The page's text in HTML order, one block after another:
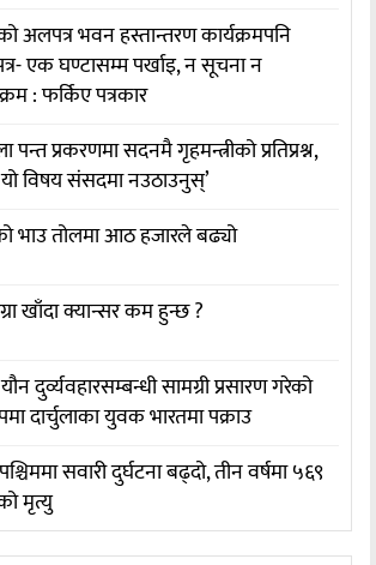
अलपत्र भवन हस्तान्तरण कार्यक्रमपनि
एक घण्टासम्म पर्खाइ, न सूचना न
: फर्किए पत्रकार
पन्त प्रकरणमा सदनमै गृहमन्त्रीको प्रतिप्रश्न,
विषय संसदमा नउठाउनुस्’
भाउ तोलमा आठ हजारले बढ्यो
खाँदा क्यान्सर कम हुन्छ ?
दुर्व्यवहारसम्बन्धी सामग्री प्रसारण गरेको
दार्चुलाका युवक भारतमा पक्राउ
सवारी दुर्घटना बढ्दो, तीन वर्षमा ५६९
मृत्यु